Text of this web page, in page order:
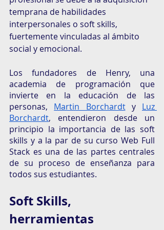
temprana de habilidades
interpersonales o soft skills,
fuertemente vinculadas al ámbito
social y emocional.
Los fundadores de Henry, una
academia de programación que
invierte en la educación de las
personas, Martin Borchardt y Luz
Borchardt, entendieron desde un
principio la importancia de las soft
skills y a la par de su curso Web Full
Stack es una de las partes centrales
de su proceso de enseñanza para
todos sus estudiantes.
Soft Skills,
herramientas